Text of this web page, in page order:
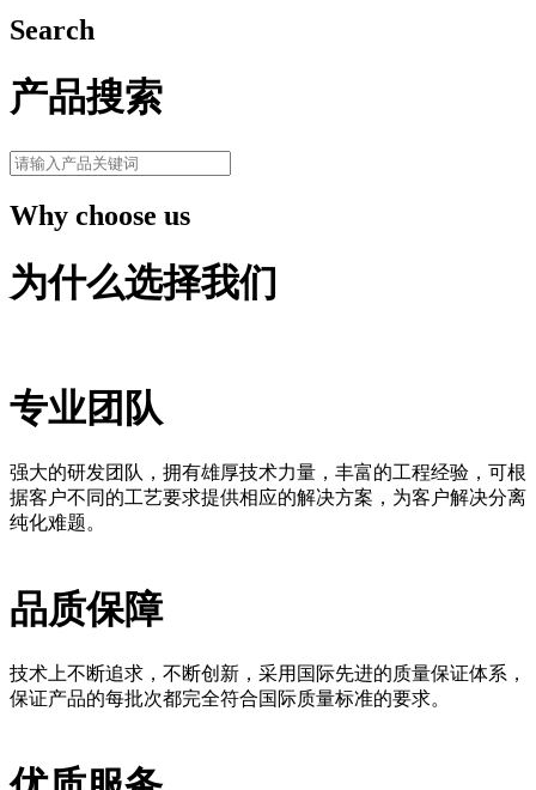
Search
产品搜索
Why choose us
为什么选择我们
专业团队
强大的研发团队，拥有雄厚技术力量，丰富的工程经验，可根
据客户不同的工艺要求提供相应的解决方案，为客户解决分离
纯化难题。
品质保障
技术上不断追求，不断创新，采用国际先进的质量保证体系，
保证产品的每批次都完全符合国际质量标准的要求。